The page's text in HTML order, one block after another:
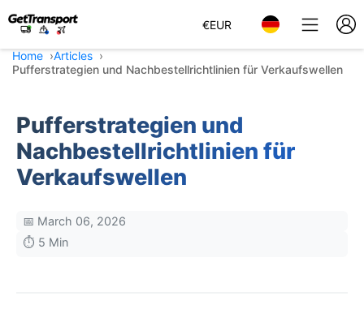
€EUR
Home
Articles
Pufferstrategien und Nachbestellrichtlinien für Verkaufswellen
Pufferstrategien und
Nachbestellrichtlinien für
Verkaufswellen
📅 March 06, 2026
⏱️ 5 Min